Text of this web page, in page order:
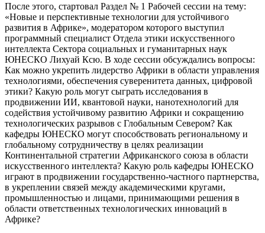
После этого, стартовал Раздел № 1 Рабочей сессии на тему:
«Новые и перспективные технологии для устойчивого
развития в Африке», модератором которого выступил
программный специалист Отдела этики искусственного
интеллекта Сектора социальных и гуманитарных наук
ЮНЕСКО Лихуай Ксю. В ходе сессии обсуждались вопросы:
Как можно укрепить лидерство Африки в области управления
технологиями, обеспечения суверенитета данных, цифровой
этики? Какую роль могут сыграть исследования в
продвижении ИИ, квантовой науки, нанотехнологий для
содействия устойчивому развитию Африки и сокращению
технологических разрывов с Глобальным Севером? Как
кафедры ЮНЕСКО могут способствовать региональному и
глобальному сотрудничеству в целях реализации
Континентальной стратегии Африканского союза в области
искусственного интеллекта? Какую роль кафедры ЮНЕСКО
играют в продвижении государственно-частного партнерства,
в укреплении связей между академическими кругами,
промышленностью и лицами, принимающими решения в
области ответственных технологических инноваций в
Африке?